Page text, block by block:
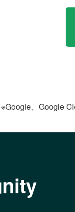
※Google、Google